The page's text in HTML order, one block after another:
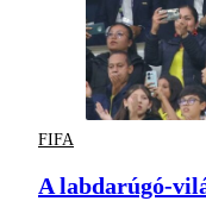
FIFA
A labdarúgó-